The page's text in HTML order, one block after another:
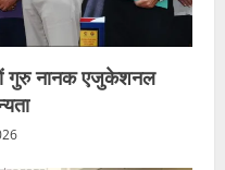
गुरु नानक एजुकेशनल